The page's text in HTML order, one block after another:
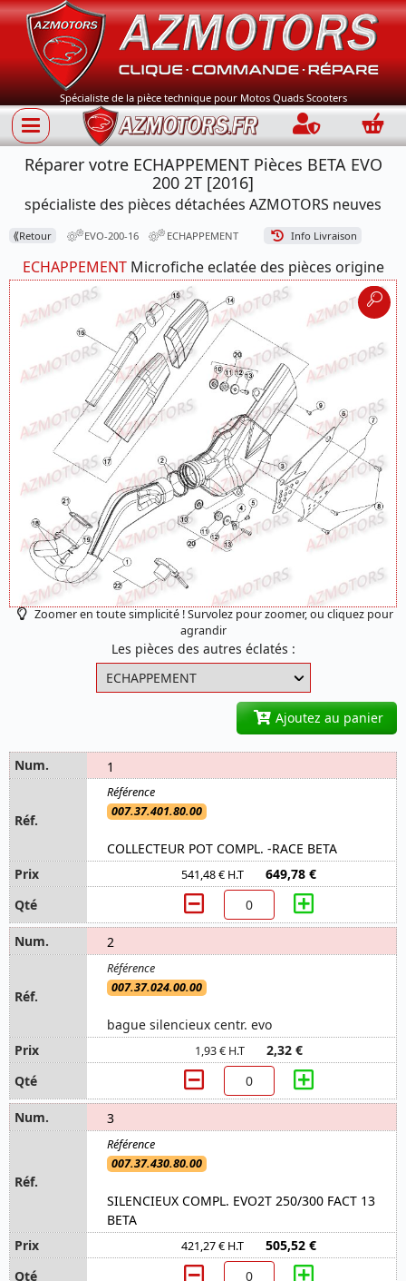
Spécialiste de la pièce technique pour Motos Quads Scooters
Connection
Réparer votre ECHAPPEMENT Pièces BETA EVO
200 2T [2016]
spécialiste des pièces détachées AZMOTORS neuves
⟪Retour EVO-200-16 ECHAPPEMENT Info Livraison
ECHAPPEMENTMicrofiche eclatée des pièces origine
Zoomer en toute simplicité ! Survolez pour zoomer, ou cliquez pour
agrandir
Les pièces des autres éclatés :
Ajoutez au panier
1
007.37.401.80.00
COLLECTEUR POT COMPL. -RACE BETA
541,48 € H.T 649,78 €
2
007.37.024.00.00
bague silencieux centr. evo
1,93 € H.T 2,32 €
3
007.37.430.80.00
SILENCIEUX COMPL. EVO2T 250/300 FACT 13
BETA
421,27 € H.T 505,52 €